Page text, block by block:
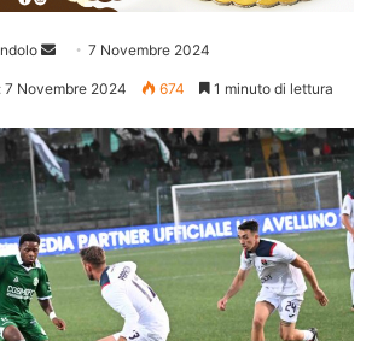
Invia 7 Novembre 2024
7 Novembre 2024 674 1 minuto di lettura